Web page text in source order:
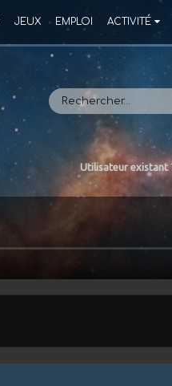
JEUX EMPLOI ACTIVITÉ
Utilisateur existant